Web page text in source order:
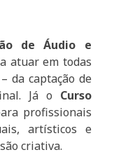
de Áudio e
atuar em todas
da captação de
Já o Curso
profissionais
artísticos e
criativa.